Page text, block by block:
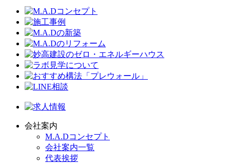
会社案内
M.A.Dコンセプト
会社案内一覧
代表挨拶